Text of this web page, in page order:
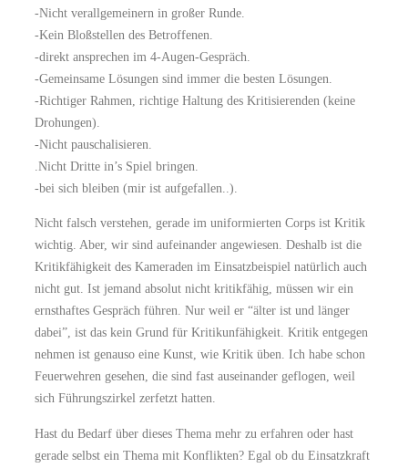
-Nicht verallgemeinern in großer Runde.
-Kein Bloßstellen des Betroffenen.
-direkt ansprechen im 4-Augen-Gespräch.
-Gemeinsame Lösungen sind immer die besten Lösungen.
-Richtiger Rahmen, richtige Haltung des Kritisierenden (keine
Drohungen).
-Nicht pauschalisieren.
.Nicht Dritte in’s Spiel bringen.
-bei sich bleiben (mir ist aufgefallen..).
Nicht falsch verstehen, gerade im uniformierten Corps ist Kritik
wichtig. Aber, wir sind aufeinander angewiesen. Deshalb ist die
Kritikfähigkeit des Kameraden im Einsatzbeispiel natürlich auch
nicht gut. Ist jemand absolut nicht kritikfähig, müssen wir ein
ernsthaftes Gespräch führen. Nur weil er “älter ist und länger
dabei”, ist das kein Grund für Kritikunfähigkeit. Kritik entgegen
nehmen ist genauso eine Kunst, wie Kritik üben. Ich habe schon
Feuerwehren gesehen, die sind fast auseinander geflogen, weil
sich Führungszirkel zerfetzt hatten.
Hast du Bedarf über dieses Thema mehr zu erfahren oder hast
gerade selbst ein Thema mit Konflikten? Egal ob du Einsatzkraft